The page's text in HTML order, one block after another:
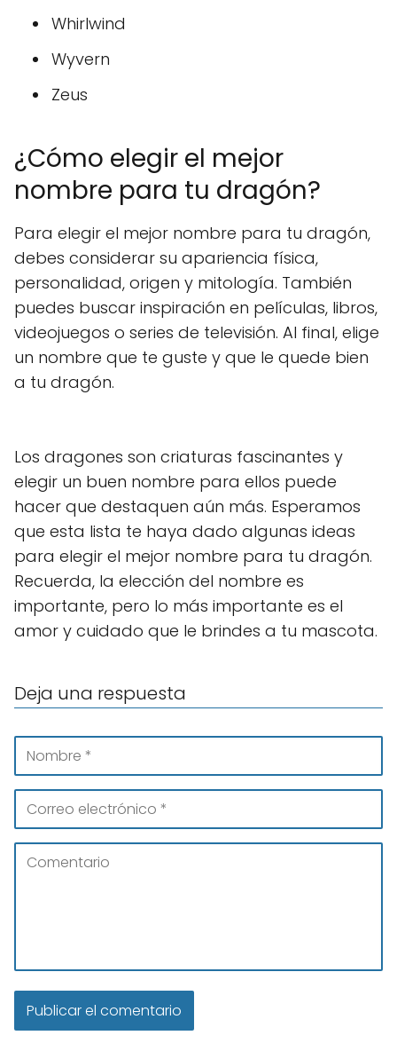
Whirlwind
Wyvern
Zeus
¿Cómo elegir el mejor
nombre para tu dragón?
Para elegir el mejor nombre para tu dragón,
debes considerar su apariencia física,
personalidad, origen y mitología. También
puedes buscar inspiración en películas, libros,
videojuegos o series de televisión. Al final, elige
un nombre que te guste y que le quede bien
a tu dragón.
Los dragones son criaturas fascinantes y
elegir un buen nombre para ellos puede
hacer que destaquen aún más. Esperamos
que esta lista te haya dado algunas ideas
para elegir el mejor nombre para tu dragón.
Recuerda, la elección del nombre es
importante, pero lo más importante es el
amor y cuidado que le brindes a tu mascota.
Deja una respuesta